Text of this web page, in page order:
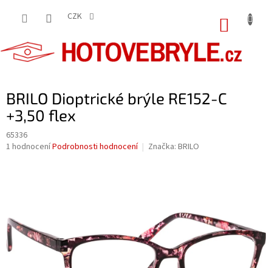
CZK
BRILO Dioptrické brýle RE152-C
+3,50 flex
65336
Průměrné
5
hvězdiček.
1 hodnoceníPodrobnosti hodnocení Značka: BRILO